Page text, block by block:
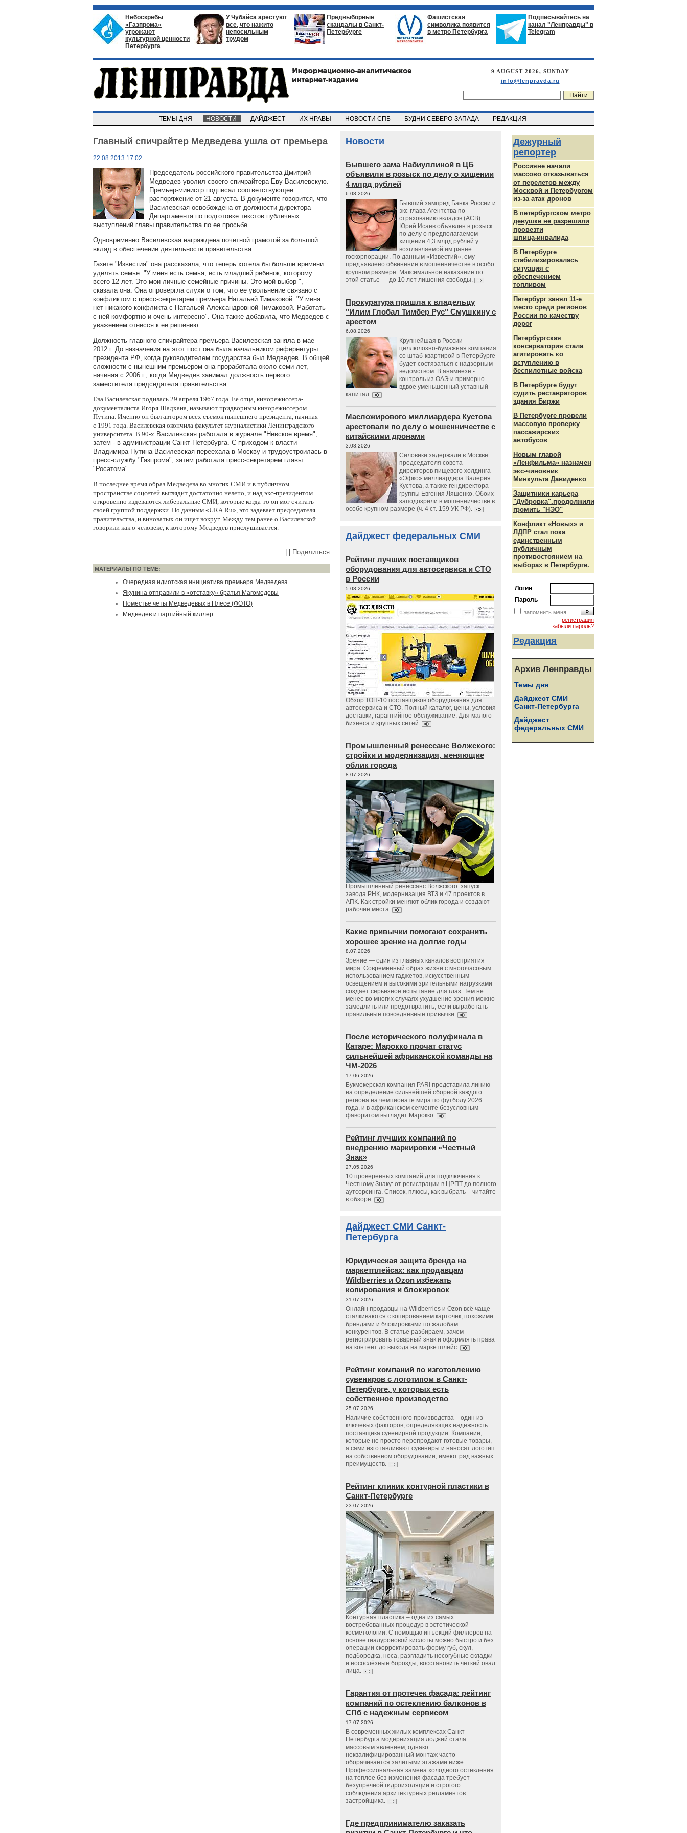
Небоскрёбы
«Газпрома»
угрожают
культурной ценности
Петербурга
У Чубайса арестуют
все, что нажито
непосильным
трудом
Предвыборные
скандалы в Санкт-
Петербурге
Фашистская
символика появится
в метро Петербурга
Подписывайтесь на
канал "Ленправды" в
Telegram
9 AUGUST 2026, SUNDAY
info@lenpravda.ru
ТЕМЫ ДНЯ НОВОСТИ ДАЙДЖЕСТ ИХ НРАВЫ НОВОСТИ СПБ БУДНИ СЕВЕРО-ЗАПАДА РЕДАКЦИЯ
Главный спичрайтер Медведева ушла от премьера
22.08.2013 17:02
Председатель российского правительства Дмитрий
Медведев уволил своего спичрайтера Еву Василевскую.
Премьер-министр подписал соответствующее
распоряжение от 21 августа. В документе говорится, что
Василевская освобождена от должности директора
Департамента по подготовке текстов публичных
выступлений главы правительства по ее просьбе.
Одновременно Василевская награждена почетной грамотой за большой
вклад в обеспечение деятельности правительства.
Газете "Известия" она рассказала, что теперь хотела бы больше времени
уделять семье. "У меня есть семья, есть младший ребенок, которому
всего 12 лет. Это мои личные семейные причины. Это мой выбор ", -
сказала она. Она опровергла слухи о том, что ее увольнение связано с
конфликтом с пресс-секретарем премьера Натальей Тимаковой: "У меня
нет никакого конфликта с Натальей Александровной Тимаковой. Работать
с ней комфортно и очень интересно". Она также добавила, что Медведев с
уважением отнесся к ее решению.
Должность главного спичрайтера премьера Василевская заняла в мае
2012 г. До назначения на этот пост она была начальником референтуры
президента РФ, когда руководителем государства был Медведев. В общей
сложности с нынешним премьером она проработала около семи лет,
начиная с 2006 г., когда Медведев занимал должность первого
заместителя председателя правительства.
Ева Василевская родилась 29 апреля 1967 года. Ее отца, кинорежиссера-
документалиста Игоря Шадхана, называют придворным кинорежиссером
Путина. Именно он был автором всех съемок нынешнего президента, начиная
с 1991 года. Василевская окончила факультет журналистики Ленинградского
университета. В 90-х Василевская работала в журнале "Невское время",
затем - в администрации Санкт-Петербурга. С приходом к власти
Владимира Путина Василевская переехала в Москву и трудоустроилась в
пресс-службу "Газпрома", затем работала пресс-секретарем главы
"Росатома".
В последнее время образ Медведева во многих СМИ и в публичном
пространстве соцсетей выглядит достаточно нелепо, и над экс-президентом
откровенно издеваются либеральные СМИ, которые когда-то он мог считать
своей группой поддержки. По данным «URA.Ru», это задевает председателя
правительства, и виноватых он ищет вокруг. Между тем ранее о Василевской
говорили как о человеке, к которому Медведев прислушивается.
Поделиться
МАТЕРИАЛЫ ПО ТЕМЕ:
Очередная идиотская инициатива премьера Медведева
Якунина отправили в «отставку» братья Магомедовы
Поместье четы Медведевых в Плесе (ФОТО)
Медведев и партийный киллер
Новости
Бывшего зама Набиуллиной в ЦБ
объявили в розыск по делу о хищении
4 млрд рублей
6.08.2026
Бывший зампред Банка России и
экс-глава Агентства по
страхованию вкладов (АСВ)
Юрий Исаев объявлен в розыск
по делу о предполагаемом
хищении 4,3 млрд рублей у
возглавляемой им ранее
госкорпорации. По данным «Известий», ему
предъявлено обвинение в мошенничестве в особо
крупном размере. Максимальное наказание по
этой статье — до 10 лет лишения свободы.
Прокуратура пришла к владельцу
"Илим Глобал Тимбер Рус" Смушкину с
арестом
6.08.2026
Крупнейшая в России
целлюлозно-бумажная компания
со штаб-квартирой в Петербурге
будет состязаться с надзорным
ведомством. В анамнезе -
контроль из ОАЭ и примерно
вдвое уменьшенный уставный
капитал.
Масложирового миллиардера Кустова
арестовали по делу о мошенничестве с
китайскими дронами
3.08.2026
Силовики задержали в Москве
председателя совета
директоров пищевого холдинга
«Эфко» миллиардера Валерия
Кустова, а также гендиректора
группы Евгения Ляшенко. Обоих
заподозрили в мошенничестве в
особо крупном размере (ч. 4 ст. 159 УК РФ).
Дайджест федеральных СМИ
Рейтинг лучших поставщиков
оборудования для автосервиса и СТО
в России
5.08.2026
Обзор ТОП-10 поставщиков оборудования для
автосервиса и СТО. Полный каталог, цены, условия
доставки, гарантийное обслуживание. Для малого
бизнеса и крупных сетей.
Промышленный ренессанс Волжского:
стройки и модернизация, меняющие
облик города
8.07.2026
Промышленный ренессанс Волжского: запуск
завода РНК, модернизация ВТЗ и 47 проектов в
АПК. Как стройки меняют облик города и создают
рабочие места.
Какие привычки помогают сохранить
хорошее зрение на долгие годы
8.07.2026
Зрение — один из главных каналов восприятия
мира. Современный образ жизни с многочасовым
использованием гаджетов, искусственным
освещением и высокими зрительными нагрузками
создает серьезное испытание для глаз. Тем не
менее во многих случаях ухудшение зрения можно
замедлить или предотвратить, если выработать
правильные повседневные привычки.
После исторического полуфинала в
Катаре: Марокко прочат статус
сильнейшей африканской команды на
ЧМ-2026
17.06.2026
Букмекерская компания PARI представила линию
на определение сильнейшей сборной каждого
региона на чемпионате мира по футболу 2026
года, и в африканском сегменте безусловным
фаворитом выглядит Марокко.
Рейтинг лучших компаний по
внедрению маркировки «Честный
Знак»
27.05.2026
10 проверенных компаний для подключения к
Честному Знаку: от регистрации в ЦРПТ до полного
аутсорсинга. Список, плюсы, как выбрать – читайте
в обзоре.
Дайджест СМИ Санкт-
Петербурга
Юридическая защита бренда на
маркетплейсах: как продавцам
Wildberries и Ozon избежать
копирования и блокировок
31.07.2026
Онлайн продавцы на Wildberries и Ozon всё чаще
сталкиваются с копированием карточек, похожими
брендами и блокировками по жалобам
конкурентов. В статье разбираем, зачем
регистрировать товарный знак и оформлять права
на контент до выхода на маркетплейс.
Рейтинг компаний по изготовлению
сувениров с логотипом в Санкт-
Петербурге, у которых есть
собственное производство
25.07.2026
Наличие собственного производства – один из
ключевых факторов, определяющих надёжность
поставщика сувенирной продукции. Компании,
которые не просто перепродают готовые товары,
а сами изготавливают сувениры и наносят логотип
на собственном оборудовании, имеют ряд важных
преимуществ.
Рейтинг клиник контурной пластики в
Санкт-Петербурге
23.07.2026
Контурная пластика – одна из самых
востребованных процедур в эстетической
косметологии. С помощью инъекций филлеров на
основе гиалуроновой кислоты можно быстро и без
операции скорректировать форму губ, скул,
подбородка, носа, разгладить носогубные складки
и носослёзные борозды, восстановить чёткий овал
лица.
Гарантия от протечек фасада: рейтинг
компаний по остеклению балконов в
СПб с надежным сервисом
17.07.2026
В современных жилых комплексах Санкт-
Петербурга модернизация лоджий стала
массовым явлением, однако
неквалифицированный монтаж часто
оборачивается залитыми этажами ниже.
Профессиональная замена холодного остекления
на теплое без изменения фасада требует
безупречной гидроизоляции и строгого
соблюдения архитектурных регламентов
застройщика.
Где предпринимателю заказать
Дежурный
репортер
Россияне начали
массово отказываться
от перелетов между
Москвой и Петербургом
из-за атак дронов
В петербургском метро
девушке не разрешили
провезти
шпица‑инвалида
В Петербурге
стабилизировалась
ситуация с
обеспечением
топливом
Петербург занял 11-е
место среди регионов
России по качеству
дорог
Петербургская
консерватория стала
агитировать ко
вступлению в
беспилотные войска
В Петербурге будут
судить реставраторов
здания Биржи
В Петербурге провели
массовую проверку
пассажирских
автобусов
Новым главой
«Ленфильма» назначен
экс-чиновник
Минкульта Давиденко
Защитники карьера
"Дубровка".продолжили
громить "НЭО"
Конфликт «Новых» и
ЛДПР стал пока
единственным
публичным
противостоянием на
выборах в Петербурге.
Логин
Пароль
запомнить меня
регистрация
забыли пароль?
Редакция
Архив Ленправды
Темы дня
Дайджест СМИ
Санкт-Петербурга
Дайджест
федеральных СМИ